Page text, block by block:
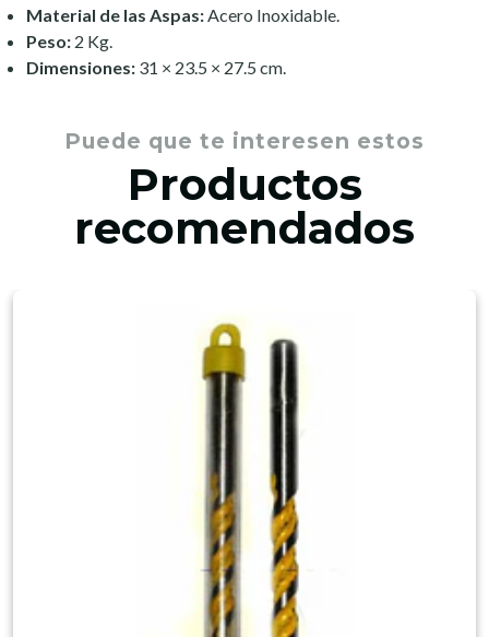
Material de las Aspas:Acero Inoxidable.
Peso: 2 Kg.
Dimensiones: 31 × 23.5 × 27.5 cm.
Puede que te interesen estos
Productos
recomendados